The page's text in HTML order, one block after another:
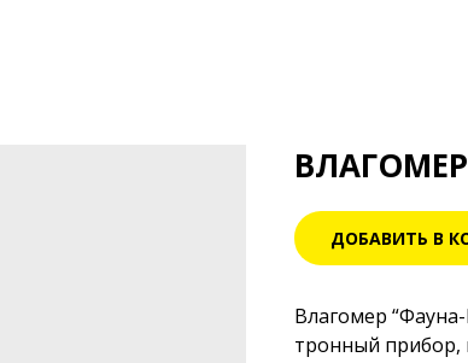
ДОБАВИТЬ В
Влагомер
тронный прибор,